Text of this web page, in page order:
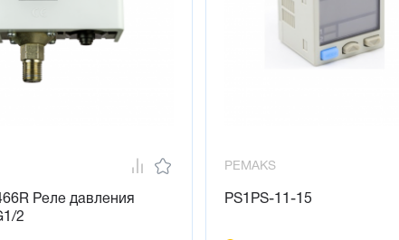
Реле давления
2
PEMAKS
PS1PS-11-15